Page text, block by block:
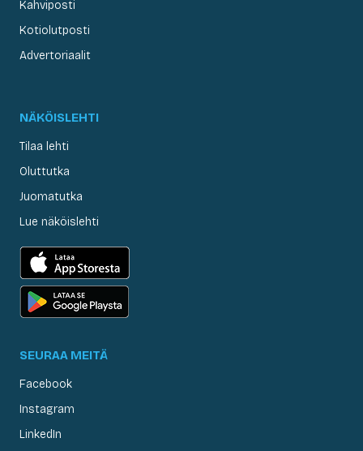
Kahviposti
Kotiolutposti
Advertoriaalit
NÄKÖISLEHTI
Tilaa lehti
Oluttutka
Juomatutka
Lue näköislehti
SEURAA MEITÄ
Facebook
Instagram
LinkedIn